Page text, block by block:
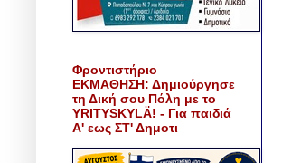
Φροντιστήριο
ΕΚΜΑΘΗΣΗ: Δημιούργησε
τη Δική σου Πόλη με το
YRITYSKYLÄ! - Για παιδιά
Α' εως ΣΤ' Δημοτι